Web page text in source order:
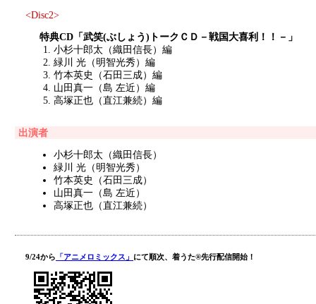
<Disc2>
特典CD「武笑(ぶしょう)トークＣＤ－戦国大喜利！！－」
小杉十郎太（織田信長）編
緑川 光（明智光秀）編
竹本英史（石田三成）編
山田真一（島 左近）編
高塚正也（直江兼続）編
出演者
小杉十郎太（織田信長）
緑川 光（明智光秀）
竹本英史（石田三成）
山田真一（島 左近）
高塚正也（直江兼続）
9/24から 「アニメロミックス」 にて順次、着うた®先行配信開始！